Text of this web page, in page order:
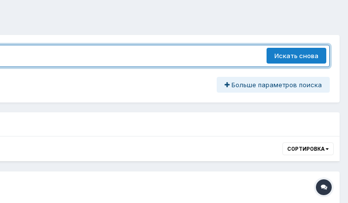
Искать снова
Больше параметров поиска
СОРТИРОВКА